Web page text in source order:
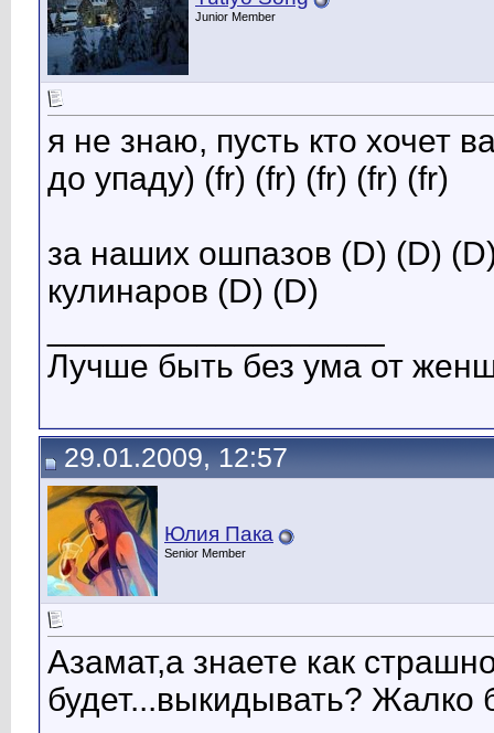
Junior Member
я не знаю, пусть кто хочет
до упаду) (fr) (fr) (fr) (fr) (fr)
за наших ошпазов (D) (D)
кулинаров (D) (D)
Лучше быть без ума от
29.01.2009, 12:57
Юлия Пака
Senior Member
Азамат,а знаете как
будет...выкидывать? Жалко